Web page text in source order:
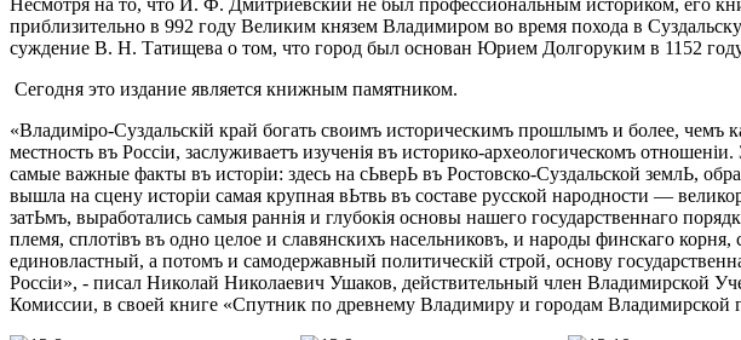
приблизительно в 992 году Великим князем Владимиром во время похода в
суждение В. Н. Татищева о том, что город был основан Юрием Долгоруким в 1152
Сегодня это издание является книжным памятником.
«Владимiро-Суздальскiй край богать своимъ историческимъ прошлымъ и более, чемъ
местность въ Россiи, заслуживаетъ изученiя въ историко-археологическомъ
самые важные факты въ исторiи: здесь на сЬверЬ въ Ростовско-Суздальской землЬ,
вышла на сцену исторiи самая крупная вЬтвь въ составе русской народности —
затЬмъ, выработались самыя раннiя и глубокiя основы нашего государственнаго
племя, сплотiвъ въ одно целое и славянскихъ насельниковъ, и народы финскаго корня,
единовластный, а потомъ и самодержавный политическiй строй, основу
Россiи», - писал Николай Николаевич Ушаков, действительный член Владимирской
Комиссии, в своей книге «Спутник по древнему Владимиру и городам Владимирской